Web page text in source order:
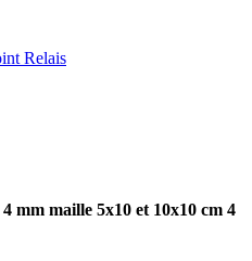
Relais
mm maille 5x10 et 10x10 cm 4